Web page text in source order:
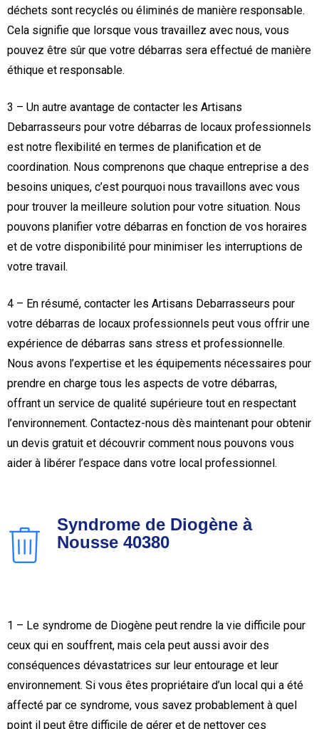
déchets sont recyclés ou éliminés de manière responsable.
Cela signifie que lorsque vous travaillez avec nous, vous
pouvez être sûr que votre débarras sera effectué de manière
éthique et responsable.
3 – Un autre avantage de contacter les Artisans
Debarrasseurs pour votre débarras de locaux professionnels
est notre flexibilité en termes de planification et de
coordination. Nous comprenons que chaque entreprise a des
besoins uniques, c’est pourquoi nous travaillons avec vous
pour trouver la meilleure solution pour votre situation. Nous
pouvons planifier votre débarras en fonction de vos horaires
et de votre disponibilité pour minimiser les interruptions de
votre travail.
4 – En résumé, contacter les Artisans Debarrasseurs pour
votre débarras de locaux professionnels peut vous offrir une
expérience de débarras sans stress et professionnelle.
Nous avons l’expertise et les équipements nécessaires pour
prendre en charge tous les aspects de votre débarras,
offrant un service de qualité supérieure tout en respectant
l’environnement. Contactez-nous dès maintenant pour obtenir
un devis gratuit et découvrir comment nous pouvons vous
aider à libérer l’espace dans votre local professionnel.
Syndrome de Diogène à
Nousse 40380
1 – Le syndrome de Diogène peut rendre la vie difficile pour
ceux qui en souffrent, mais cela peut aussi avoir des
conséquences dévastatrices sur leur entourage et leur
environnement. Si vous êtes propriétaire d’un local qui a été
affecté par ce syndrome, vous savez probablement à quel
point il peut être difficile de gérer et de nettoyer ces